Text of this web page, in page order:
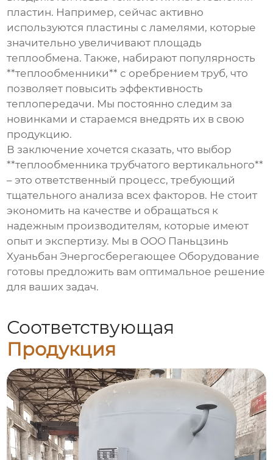
пластин. Например, сейчас активно
используются пластины с ламелями, которые
значительно увеличивают площадь
теплообмена. Также, набирают популярность
**теплообменники** с оребрением труб, что
позволяет повысить эффективность
теплопередачи. Мы постоянно следим за
новинками и стараемся внедрять их в свою
продукцию.
В заключение хочется сказать, что выбор
**теплообменника трубчатого вертикального**
– это ответственный процесс, требующий
тщательного анализа всех факторов. Не стоит
экономить на качестве и обращаться к
надежным производителям, которые имеют
опыт и экспертизу. Мы в ООО Паньцзинь
Хуаньбан Энергосберегающее Оборудование
готовы предложить вам оптимальное решение
для ваших задач.
Соответствующая
Продукция